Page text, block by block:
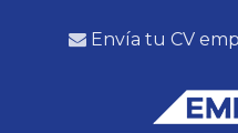
Envía tu CV